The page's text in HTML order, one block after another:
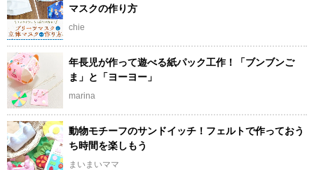
マスクの作り方
chie
年長児が作って遊べる紙パック工作！「ブンブンご
ま」と「ヨーヨー」
marina
動物モチーフのサンドイッチ！フェルトで作っておう
ち時間を楽しもう
まいまいママ